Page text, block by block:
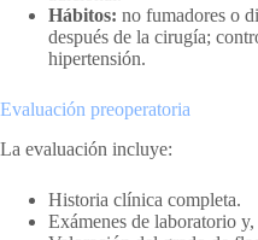
Hábitos: no fumadores o
después de la cirugía;
hipertensión.
Evaluación preoperatoria
La evaluación incluye:
Historia clínica completa.
Exámenes de laboratorio